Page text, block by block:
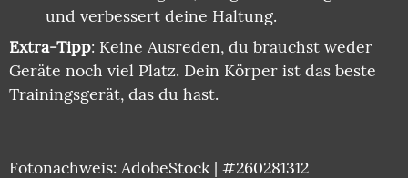
und verbessert deine Haltung.
Extra-Tipp: Keine Ausreden, du brauchst weder
Geräte noch viel Platz. Dein Körper ist das beste
Trainingsgerät, das du hast.
Fotonachweis: AdobeStock | #260281312